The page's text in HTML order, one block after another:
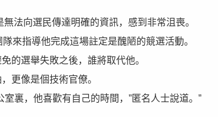
法向選民傳達明確的資訊，感到非常沮喪。
來指導他完成這場註定是醜陋的競選活動。
的選舉失敗之後，誰將取代他。
更像是個技術官僚。
裏，他喜歡有自己的時間，”匿名人士說道。”